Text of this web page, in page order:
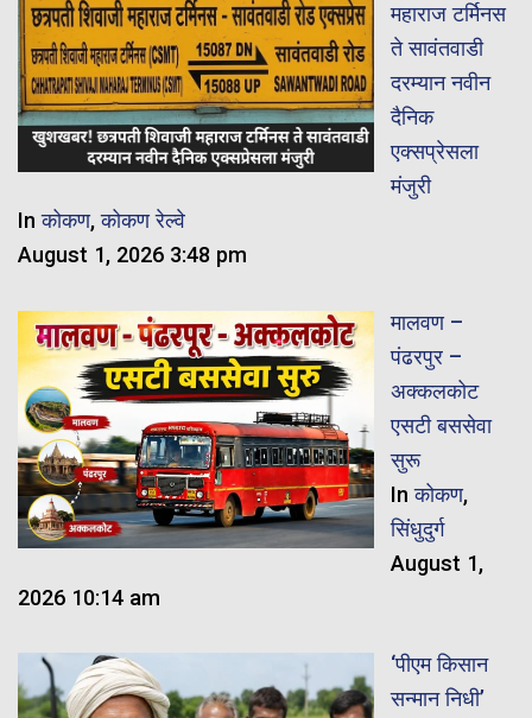
महाराज टर्मिनस
ते सावंतवाडी
दरम्यान नवीन
दैनिक
एक्सप्रेसला
मंजुरी
Inकोकण,कोकण रेल्वे
August 1, 2026 3:48 pm
मालवण –
पंढरपुर –
अक्कलकोट
एसटी बससेवा
सुरू
Inकोकण,
सिंधुदुर्ग
August 1,
2026 10:14 am
‘पीएम किसान
सन्मान निधी’